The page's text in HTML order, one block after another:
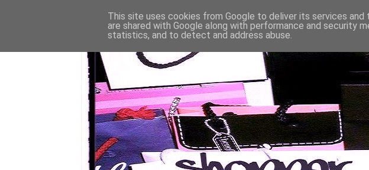
This site uses cookies from Google to deliver its services
are shared with Google along with performance and security
statistics, and to detect and address abuse.